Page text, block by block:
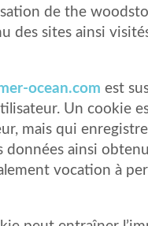
de the
des sites ainsi
ocean.com est
Un
mais qui
données ainsi
vocation à